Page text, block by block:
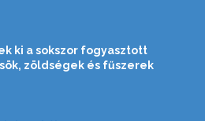
ki a sokszor fogyasztott
zöldségek és fűszerek